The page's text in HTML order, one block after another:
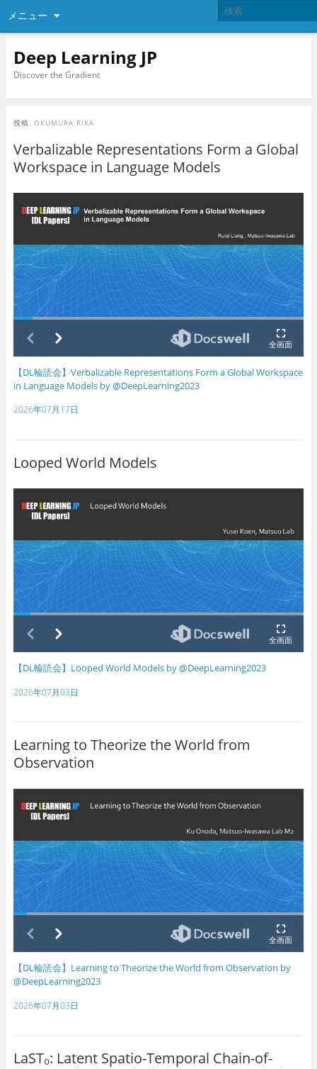
メニュー
Deep Learning JP
Discover the Gradient
投稿: OKUMURA RIKA
Verbalizable Representations Form a Global
Workspace in Language Models
【DL輪読会】Verbalizable Representations Form a Global Workspace
in Language Models by @DeepLearning2023
2026年07月17日
Looped World Models
【DL輪読会】Looped World Models by @DeepLearning2023
2026年07月03日
Learning to Theorize the World from
Observation
【DL輪読会】Learning to Theorize the World from Observation by
@DeepLearning2023
2026年07月03日
LaST₀: Latent Spatio-Temporal Chain-of-